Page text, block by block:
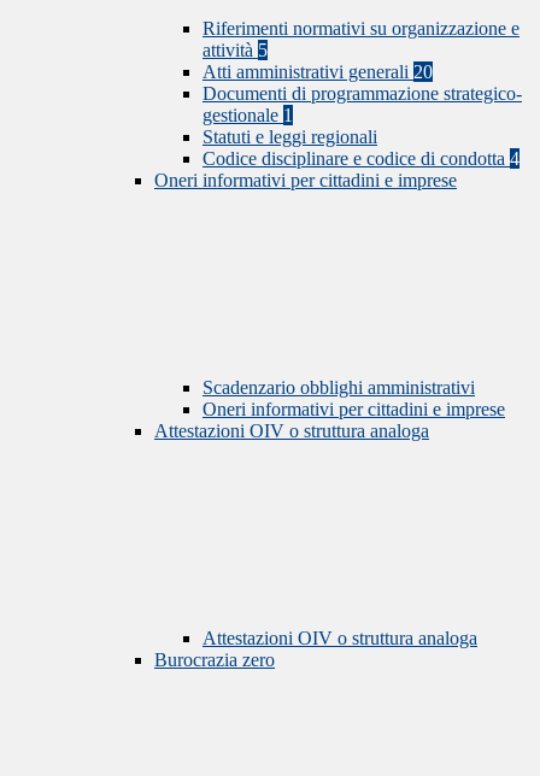
Riferimenti normativi su organizzazione e
attività 5
Atti amministrativi generali 20
Documenti di programmazione strategico-
gestionale 1
Statuti e leggi regionali
Codice disciplinare e codice di condotta 4
Oneri informativi per cittadini e imprese
Scadenzario obblighi amministrativi
Oneri informativi per cittadini e imprese
Attestazioni OIV o struttura analoga
Attestazioni OIV o struttura analoga
Burocrazia zero